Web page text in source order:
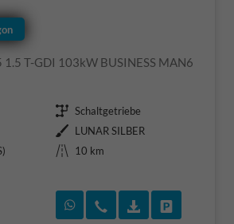
1.5 T-GDI 103kW BUSINESS MAN6
Getriebe Schaltgetriebe
Außenfarbe LUNAR SILBER
Kilometerstand
10 km
Rückruf vereinbaren
Wir rufen Sie an